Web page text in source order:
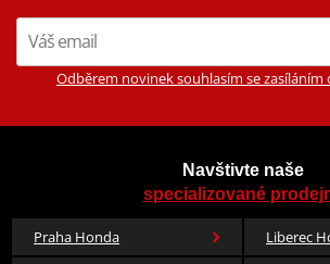
Odběrem novinek souhlasím se zasíláním
Navštivte naše
specializované
Praha Honda
Liberec